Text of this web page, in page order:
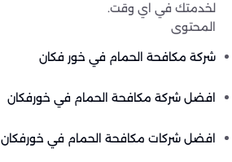
لخدمتك في اي وقت.
المحتوى
شركة مكافحة الحمام في خور فكان
افضل شركة مكافحة الحمام في خورفكان
افضل شركات مكافحة الحمام في خورفكان